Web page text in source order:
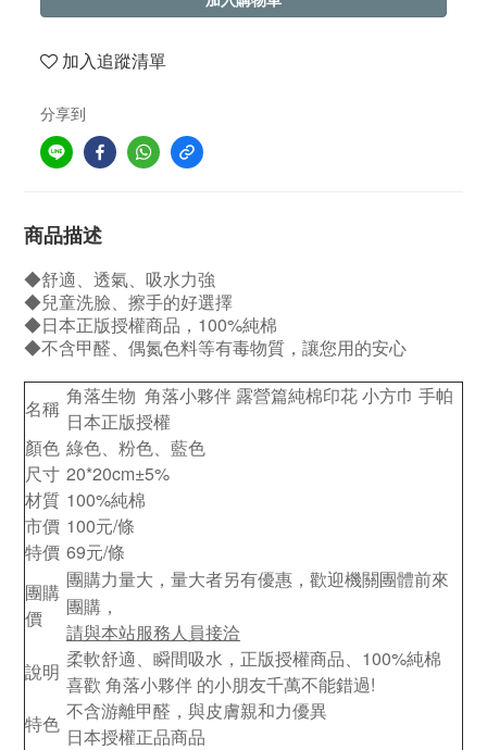
加入追蹤清單
分享到
商品描述
◆舒適、透氣、吸水力強
◆兒童洗臉、擦手的好選擇
◆日本正版授權商品，100%純棉
◆不含甲醛、偶氮色料等有毒物質，讓您用的安心
名稱
角落生物 角落小夥伴 露營篇純棉印花 小方巾 手帕
日本正版授權
顏色 綠色、粉色、藍色
尺寸 20*20cm±5%
材質 100%純棉
市價 100元/條
特價 69元/條
團購
價
團購力量大，量大者另有優惠，歡迎機關團體前來
團購，
請與本站服務人員接洽
說明
柔軟舒適、瞬間吸水，正版授權商品、100%純棉
喜歡 角落小夥伴 的小朋友千萬不能錯過!
特色
不含游離甲醛，與皮膚親和力優異
日本授權正品商品